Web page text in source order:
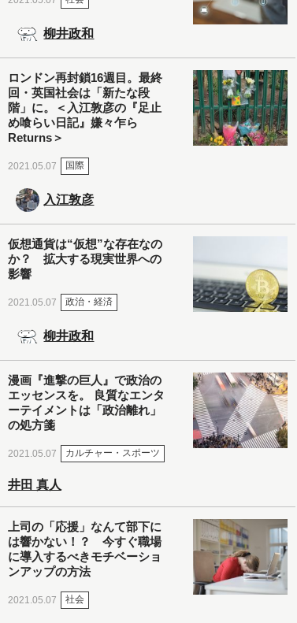
柳井政和
ロンドン再封鎖16週目。最終
回・英国社会は「新たな段
階」に。＜入江敦彦の『足止
め喰らい日記』嫌々乍ら
Returns＞
2021.05.07 国際
入江敦彦
仮想通貨は“仮想”な存在なの
か？ 拡大する現実世界への
影響
2021.05.07 政治・経済
柳井政和
漫画『進撃の巨人』で政治の
エッセンスを。 良質なエンタ
ーテイメントは「政治離れ」
の処方箋
2021.05.07 カルチャー・スポーツ
井田 真人
上司の「応援」なんて部下に
は響かない！？ 今すぐ職場
に導入するべきモチベーショ
ンアップの方法
2021.05.07 社会